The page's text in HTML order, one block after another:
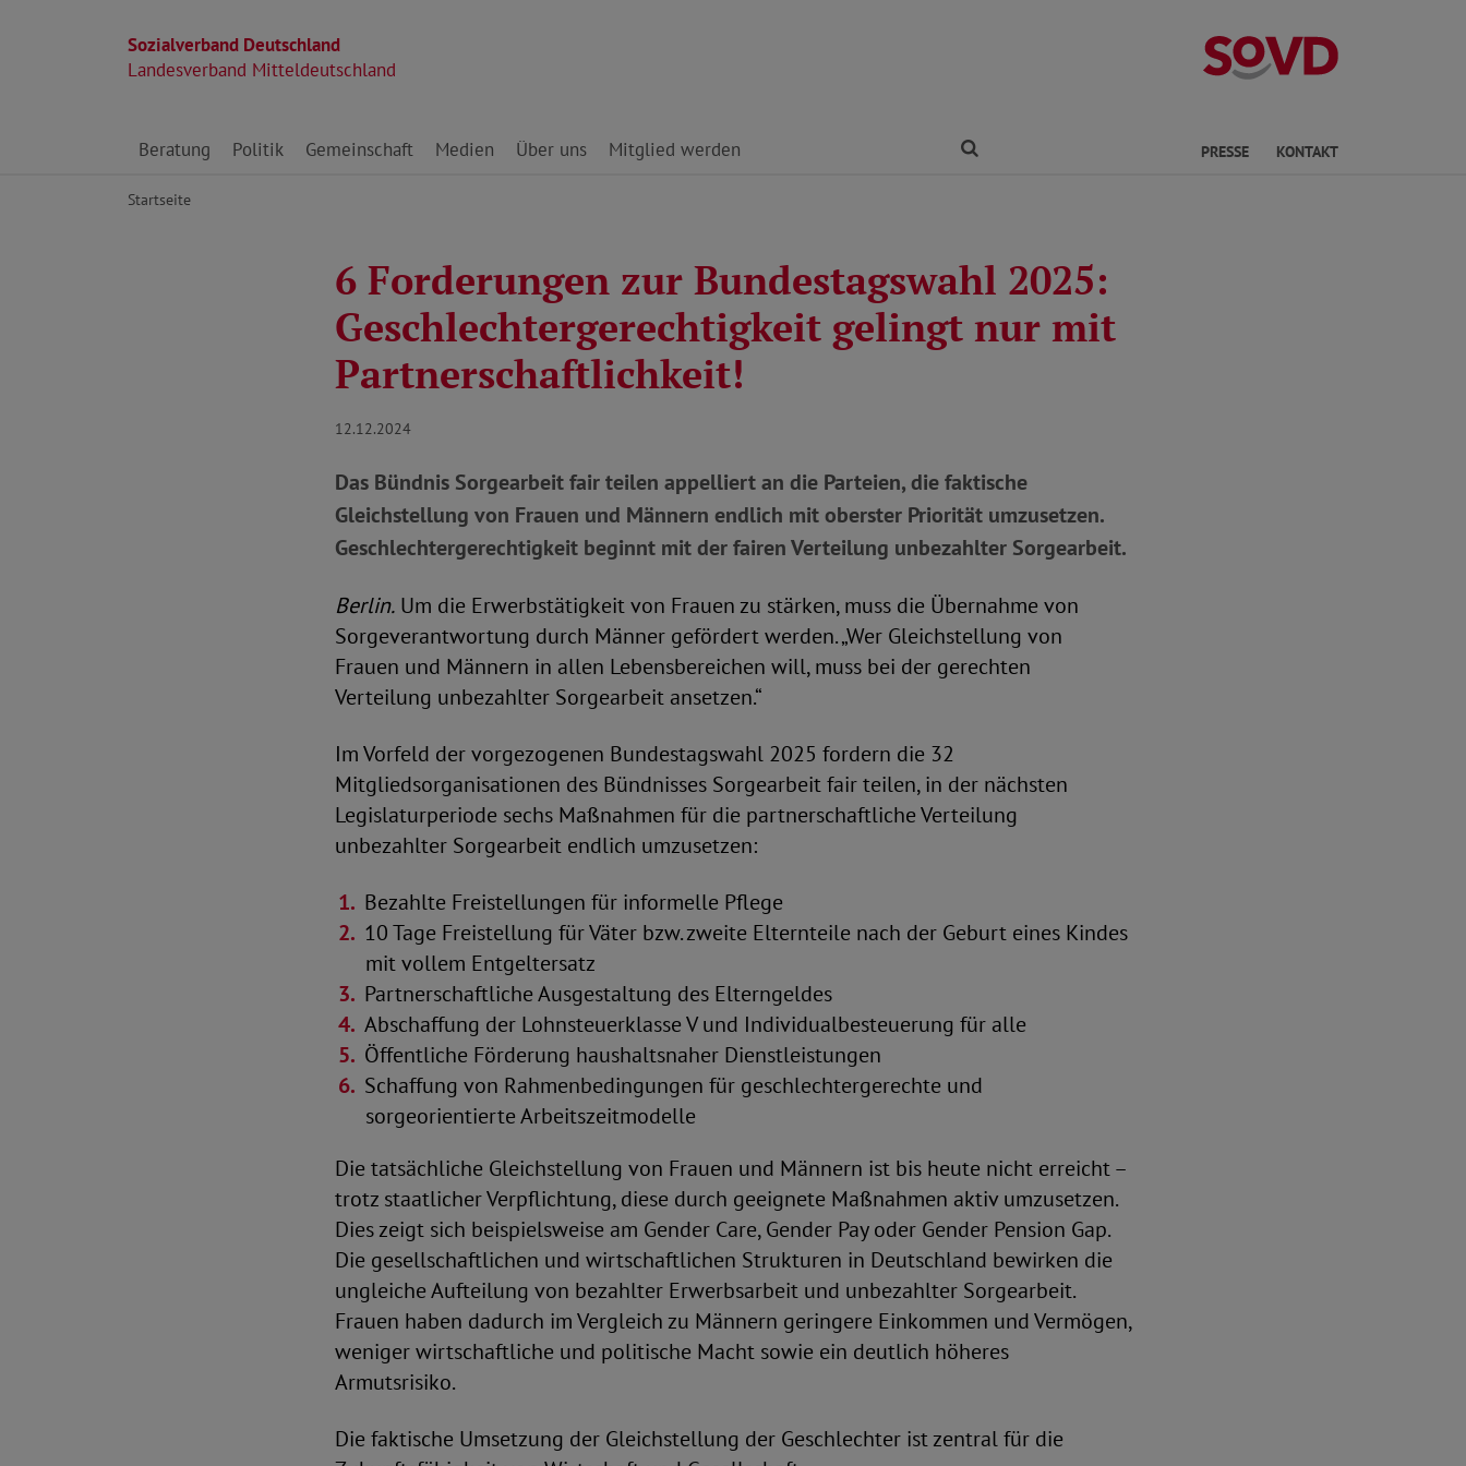
Sozialverband Deutschland
Landesverband Mitteldeutschland
Direkt zu den Inhalten springen
Beratung Politik Gemeinschaft Medien Über uns Mitglied werden PRESSE KONTAKT
Startseite
6 Forderungen zur Bundestagswahl 2025:
Geschlechtergerechtigkeit gelingt nur mit
Partnerschaftlichkeit!
12.12.2024
Das Bündnis Sorgearbeit fair teilen appelliert an die Parteien, die faktische
Gleichstellung von Frauen und Männern endlich mit oberster Priorität umzusetzen.
Geschlechtergerechtigkeit beginnt mit der fairen Verteilung unbezahlter Sorgearbeit.
Berlin. Um die Erwerbstätigkeit von Frauen zu stärken, muss die Übernahme von
Sorgeverantwortung durch Männer gefördert werden. „Wer Gleichstellung von
Frauen und Männern in allen Lebensbereichen will, muss bei der gerechten
Verteilung unbezahlter Sorgearbeit ansetzen.“
Im Vorfeld der vorgezogenen Bundestagswahl 2025 fordern die 32
Mitgliedsorganisationen des Bündnisses Sorgearbeit fair teilen, in der nächsten
Legislaturperiode sechs Maßnahmen für die partnerschaftliche Verteilung
unbezahlter Sorgearbeit endlich umzusetzen:
Bezahlte Freistellungen für informelle Pflege
10 Tage Freistellung für Väter bzw. zweite Elternteile nach der Geburt eines Kindes
mit vollem Entgeltersatz
Partnerschaftliche Ausgestaltung des Elterngeldes
Abschaffung der Lohnsteuerklasse V und Individualbesteuerung für alle
Öffentliche Förderung haushaltsnaher Dienstleistungen
Schaffung von Rahmenbedingungen für geschlechtergerechte und
sorgeorientierte Arbeitszeitmodelle
Die tatsächliche Gleichstellung von Frauen und Männern ist bis heute nicht erreicht –
trotz staatlicher Verpflichtung, diese durch geeignete Maßnahmen aktiv umzusetzen.
Dies zeigt sich beispielsweise am Gender Care, Gender Pay oder Gender Pension Gap.
Die gesellschaftlichen und wirtschaftlichen Strukturen in Deutschland bewirken die
ungleiche Aufteilung von bezahlter Erwerbsarbeit und unbezahlter Sorgearbeit.
Frauen haben dadurch im Vergleich zu Männern geringere Einkommen und Vermögen,
weniger wirtschaftliche und politische Macht sowie ein deutlich höheres
Armutsrisiko.
Die faktische Umsetzung der Gleichstellung der Geschlechter ist zentral für die